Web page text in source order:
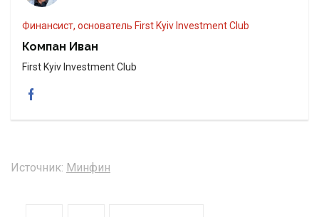
Финансист, основатель First Kyiv Investment Club
Компан Иван
First Kyiv Investment Club
Источник: Минфин